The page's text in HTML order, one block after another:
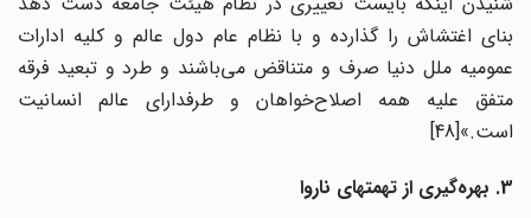
بنای اغتشاش را گذارده و با نظام عام دول عالم و کلیه ادارات
عمومیه ملل دنیا صرف و متناقض می‌باشند و طرد و تبعید فرقه
متفق علیه همه اصلاح‌خواهان و طرفدارای عالم انسانیت
است.»[48]